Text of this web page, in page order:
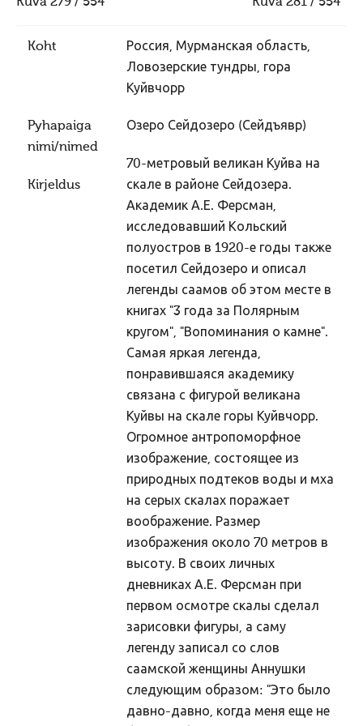
Ajastaeg
Sydakuu
Radokuu
Urbekuu
Liikuvad pyhad
Taarausulistest. Kaupo Deemant
Kustas Utuste elutöö peatähiseid
Taaralastest ja Kustas Utuste kirjakogust. Küllo
Hiis nr 2 (II pool)
Kuva 279 / 554
Kuva 281 / 554
Koht
Россия, Мурманская область,
Ловозерские тундры, гора
Куйвчорр
Pyhapaiga
nimi/nimed
Озеро Сейдозеро (Сейдъявр)
Kirjeldus
70-метровый великан Куйва на
скале в районе Сейдозера.
Академик А.Е. Ферсман,
исследовавший Кольский
полуостров в 1920-е годы также
посетил Сейдозеро и описал
легенды саамов об этом месте в
книгах "3 года за Полярным
кругом", "Вопоминания о камне".
Самая яркая легенда,
понравившаяся академику
связана с фигурой великана
Куйвы на скале горы Куйвчорр.
Огромное антропоморфное
изображение, состоящее из
природных подтеков воды и мха
на серых скалах поражает
воображение. Размер
изображения около 70 метров в
высоту. В своих личных
дневниках А.Е. Ферсман при
первом осмотре скалы сделал
зарисовки фигуры, а саму
легенду записал со слов
саамской женщины Аннушки
следующим образом: "Это было
давно-давно, когда меня еще не